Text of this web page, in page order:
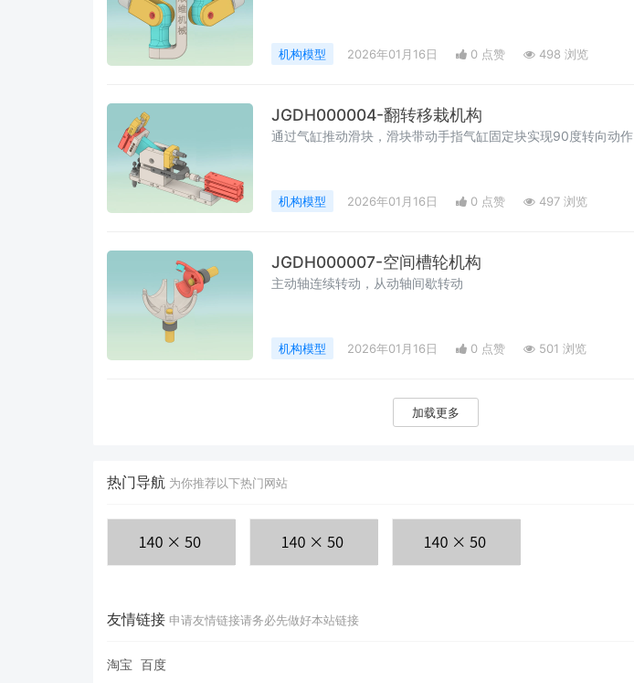
机构模型 2026年01月16日 0 点赞 498 浏览
JGDH000004-翻转移栽机构
通过气缸推动滑块，滑块带动手指气缸固定块实现90度转向动作
机构模型 2026年01月16日 0 点赞 497 浏览
JGDH000007-空间槽轮机构
主动轴连续转动，从动轴间歇转动
机构模型 2026年01月16日 0 点赞 501 浏览
加载更多
热门导航 为你推荐以下热门网站
友情链接 申请友情链接请务必先做好本站链接
淘宝 百度